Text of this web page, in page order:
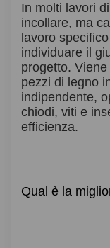
In molti lavori
incollare, ma
lavoro
individuare il
progetto.
pezzi di legno
indipendente,
chiodi, viti e
efficienza.
Qual è la